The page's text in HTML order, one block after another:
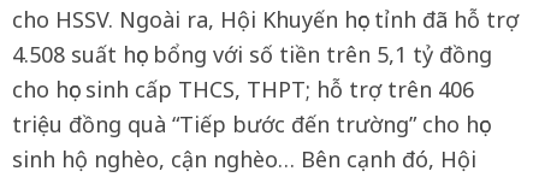
cho HSSV. Ngoài ra, Hội Khuyến học tỉnh đã hỗ trợ
4.508 suất học bổng với số tiền trên 5,1 tỷ đồng
cho học sinh cấp THCS, THPT; hỗ trợ trên 406
triệu đồng quà “Tiếp bước đến trường” cho học
sinh hộ nghèo, cận nghèo… Bên cạnh đó, Hội